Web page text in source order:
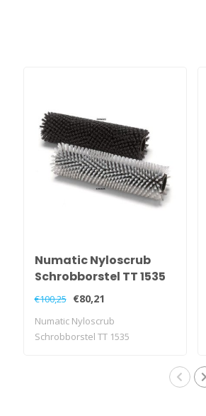
Numatic Nyloscrub
Schrobborstel TT 1535
€100,25 €80,21
Numatic Nyloscrub
Schrobborstel TT 1535